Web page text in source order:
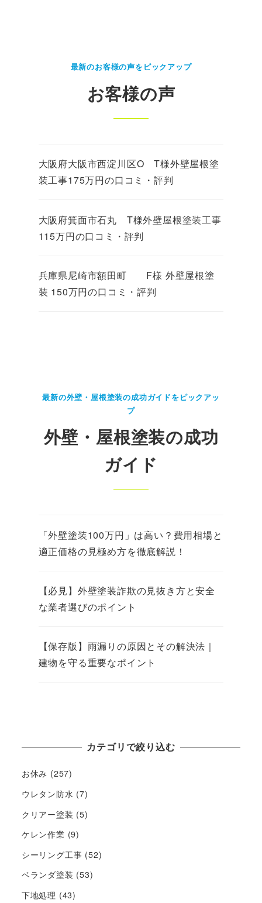
最新のお客様の声をピックアップ
お客様の声
大阪府大阪市西淀川区O T様外壁屋根塗
装工事175万円の口コミ・評判
大阪府箕面市石丸 T様外壁屋根塗装工事
115万円の口コミ・評判
兵庫県尼崎市額田町 F様 外壁屋根塗
装 150万円の口コミ・評判
最新の外壁・屋根塗装の成功ガイドをピックアッ
プ
外壁・屋根塗装の成功
ガイド
「外壁塗装100万円」は高い？費用相場と
適正価格の見極め方を徹底解説！
【必見】外壁塗装詐欺の見抜き方と安全
な業者選びのポイント
【保存版】雨漏りの原因とその解決法｜
建物を守る重要なポイント
カテゴリで絞り込む
お休み (257)
ウレタン防水 (7)
クリアー塗装 (5)
ケレン作業 (9)
シーリング工事 (52)
ベランダ塗装 (53)
下地処理 (43)